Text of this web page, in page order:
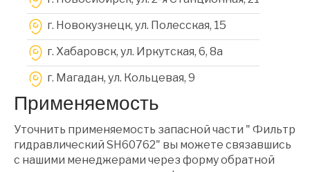
г. Новокузнецк, ул. Полесская, 15
г. Хабаровск, ул. Иркутская, 6, 8a
г. Магадан, ул. Кольцевая, 9
Применяемость
Уточнить применяемость запасной части " Фильтр
гидравлический SH60762" вы можете связавшись
с нашими менеджерами через форму обратной